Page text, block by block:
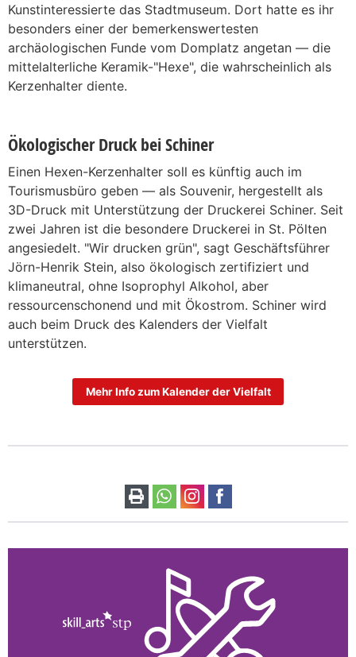
Kunstinteressierte das Stadtmuseum. Dort hatte es ihr
besonders einer der bemerkenswertesten
archäologischen Funde vom Domplatz angetan — die
mittelalterliche Keramik-"Hexe", die wahrscheinlich als
Kerzenhalter diente.
Ökologischer Druck bei Schiner
Einen Hexen-Kerzenhalter soll es künftig auch im
Tourismusbüro geben — als Souvenir, hergestellt als
3D-Druck mit Unterstützung der Druckerei Schiner. Seit
zwei Jahren ist die besondere Druckerei in St. Pölten
angesiedelt. "Wir drucken grün", sagt Geschäftsführer
Jörn-Henrik Stein, also ökologisch zertifiziert und
klimaneutral, ohne Isoprophyl Alkohol, aber
ressourcenschonend und mit Ökostrom. Schiner wird
auch beim Druck des Kalenders der Vielfalt
unterstützen.
Mehr Info zum Kalender der Vielfalt